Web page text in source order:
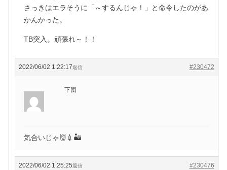
さっきはエラそうに「～するんじゃ！」と命令したのがあ
かんかった。
TB突入。頑張れ～！！
2022/06/02 1:22:17 #230472
返信
下団
気合いじゃ👹💉🏜
2022/06/02 1:25:25 #230476
返信